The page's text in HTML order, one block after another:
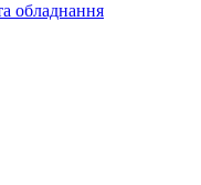
обладнання